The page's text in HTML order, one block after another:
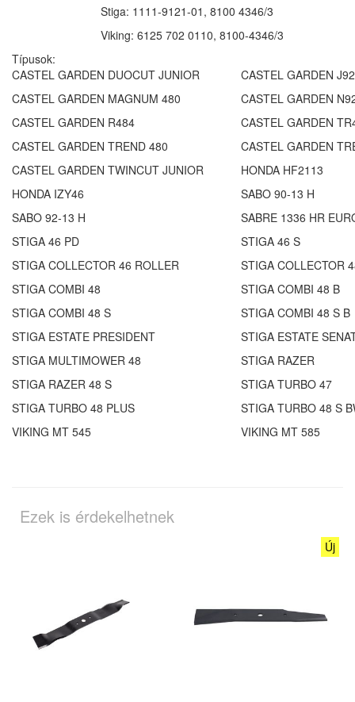
Stiga: 1111-9121-01, 8100 4346/3
Viking: 6125 702 0110, 8100-4346/3
Típusok:
CASTEL GARDEN DUOCUT JUNIOR
CASTEL GARDEN J92
CASTEL GARDEN MAGNUM 480
CASTEL GARDEN
CASTEL GARDEN R484
CASTEL GARDEN
CASTEL GARDEN TREND 480
CASTEL GARDEN
CASTEL GARDEN TWINCUT JUNIOR
HONDA HF2113
HONDA IZY46
SABO 90-13 H
SABO 92-13 H
SABRE 1336 HR
STIGA 46 PD
STIGA 46 S
STIGA COLLECTOR 46 ROLLER
STIGA COLLECTOR
STIGA COMBI 48
STIGA COMBI 48 B
STIGA COMBI 48 S
STIGA COMBI 48 S B
STIGA ESTATE PRESIDENT
STIGA ESTATE
STIGA MULTIMOWER 48
STIGA RAZER
STIGA RAZER 48 S
STIGA TURBO 47
STIGA TURBO 48 PLUS
STIGA TURBO 48 S
VIKING MT 545
VIKING MT 585
Ezek is érdekelhetnek
Új